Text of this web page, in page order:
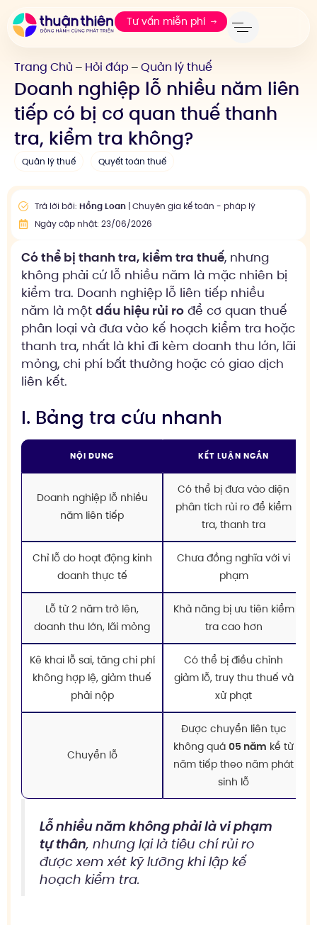
Tư vấn miễn phí
Trang Chủ — Hỏi đáp — Quản lý thuế
Doanh nghiệp lỗ nhiều năm liên
tiếp có bị cơ quan thuế thanh
tra, kiểm tra không?
Quản lý thuế Quyết toán thuế
Trả lời bởi: Hồng Loan| Chuyên gia kế toán - pháp lý
Ngày cập nhật: 23/06/2026
Có thể bị thanh tra, kiểm tra thuế, nhưng
không phải cứ lỗ nhiều năm là mặc nhiên bị
kiểm tra. Doanh nghiệp lỗ liên tiếp nhiều
năm là một dấu hiệu rủi ro để cơ quan thuế
phân loại và đưa vào kế hoạch kiểm tra hoặc
thanh tra, nhất là khi đi kèm doanh thu lớn, lãi
mỏng, chi phí bất thường hoặc có giao dịch
liên kết.
I. Bảng tra cứu nhanh
NỘI DUNG KẾT LUẬN NGẮN
Doanh nghiệp lỗ nhiều
năm liên tiếp
Có thể bị đưa vào diện
phân tích rủi ro để kiểm
tra, thanh tra
Chỉ lỗ do hoạt động kinh
doanh thực tế
Chưa đồng nghĩa với vi
phạm
Lỗ từ 2 năm trở lên,
doanh thu lớn, lãi mỏng
Khả năng bị ưu tiên kiểm
tra cao hơn
Kê khai lỗ sai, tăng chi phí
không hợp lệ, giảm thuế
phải nộp
Có thể bị điều chỉnh
giảm lỗ, truy thu thuế và
xử phạt
Chuyển lỗ
Được chuyển liên tục
không quá 05 năm kể từ
năm tiếp theo năm phát
sinh lỗ
Lỗ nhiều năm không phải là vi phạm
tự thân, nhưng lại là tiêu chí rủi ro
được xem xét kỹ lưỡng khi lập kế
hoạch kiểm tra.